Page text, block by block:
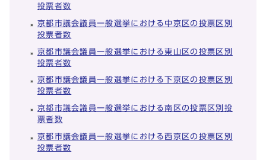
投票者数
京都市議会議員一般選挙における中京区の投票区別
投票者数
京都市議会議員一般選挙における東山区の投票区別
投票者数
京都市議会議員一般選挙における下京区の投票区別
投票者数
京都市議会議員一般選挙における南区の投票区別投
票者数
京都市議会議員一般選挙における西京区の投票区別
投票者数